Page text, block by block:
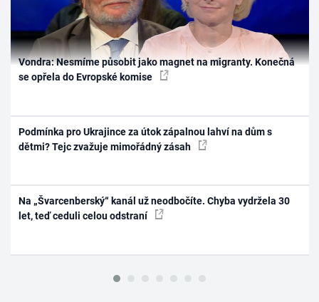
Vondra: Nesmíme působit jako magnet na migranty. Konečná
se opřela do Evropské komise
Podmínka pro Ukrajince za útok zápalnou lahví na dům s
dětmi? Tejc zvažuje mimořádný zásah
Na „Švarcenberský“ kanál už neodbočíte. Chyba vydržela 30
let, teď ceduli celou odstraní